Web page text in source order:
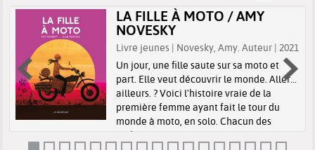
LA FILLE À MOTO / AMY
NOVESKY
Livre jeunes | Novesky, Amy. Auteur | 2021
Un jour, une fille saute sur sa moto et
part. Elle veut découvrir le monde. Aller...
ailleurs. ? Voici l'histoire vraie de la
première femme ayant fait le tour du
monde à moto, en solo. Chacun des
endroits qu'elle visite lui appre...